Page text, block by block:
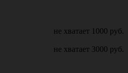
не хватает 1000 руб.
не хватает 3000 руб.